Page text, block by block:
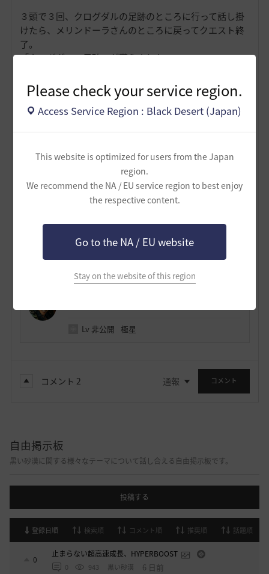
Please check your service region.
Access Service Region : Black Desert (Japan)
This website is optimized for users from the Japan
region.
We recommend the NA / EU service region to best enjoy
the respective content.
Go to the NA / EU website
Stay on the website of this region
３頭で３回、クログダルの足跡のところに行って話し掛
けたら、メリンドーラさんのところに戻ってクエスト終
了。
「クログダルの馬碑」が貰えました。
0
ノウワン
Lv 非公開 極星
コメント 2 通報 コメント
自由掲示板
黒い砂漠に関する様々なテーマについて話し合える自由掲示板です。
投稿する
登録日順 検索順 コメント順 推奨順 話題順
0
止まらない超高速成長、HYPERBOOST
0 943 黒い砂漠 6 日前